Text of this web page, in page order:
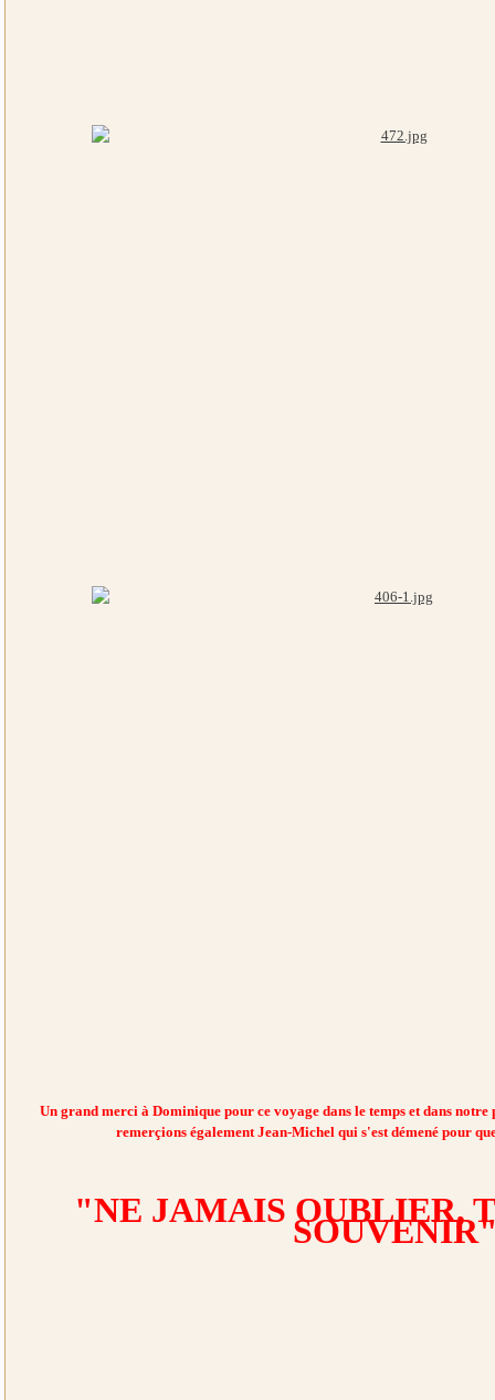
Un grand merci à Dominique pour ce voyage dans le temps et dans
remerçions également Jean-Michel qui s'est démené pour
"NE JAMAIS OUBLIER,